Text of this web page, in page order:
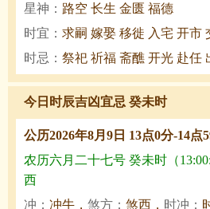
星神： 路空 长生 金匮 福德
时宜： 求嗣 嫁娶 移徙 入宅 开市
时忌： 祭祀 祈福 斋醮 开光 赴任
今日时辰吉凶宜忌 癸未时
公历2026年8月9日 13点0分-14点
农历六月二十七号 癸未时（
西
冲： 冲牛， 煞方： 煞西， 时冲：